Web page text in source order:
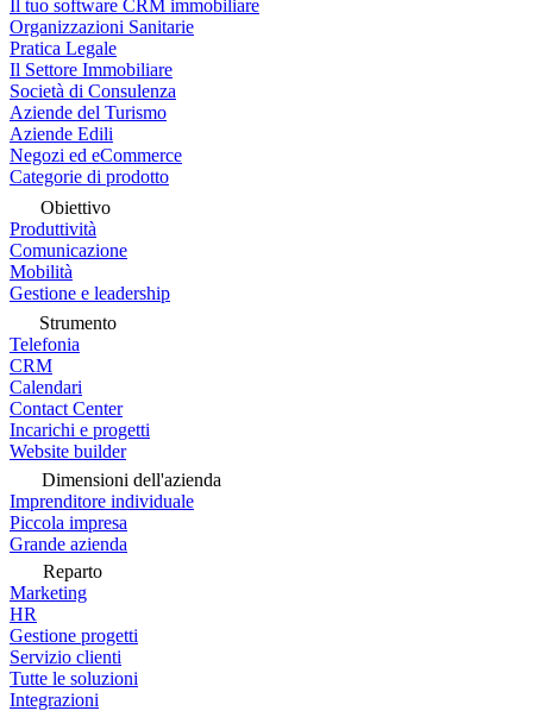
Il tuo software CRM immobiliare
Organizzazioni Sanitarie
Pratica Legale
Il Settore Immobiliare
Società di Consulenza
Aziende del Turismo
Aziende Edili
Negozi ed eCommerce
Categorie di prodotto
Obiettivo
Produttività
Comunicazione
Mobilità
Gestione e leadership
Strumento
Telefonia
CRM
Calendari
Contact Center
Incarichi e progetti
Website builder
Dimensioni dell'azienda
Imprenditore individuale
Piccola impresa
Grande azienda
Reparto
Marketing
HR
Gestione progetti
Servizio clienti
Tutte le soluzioni
Integrazioni